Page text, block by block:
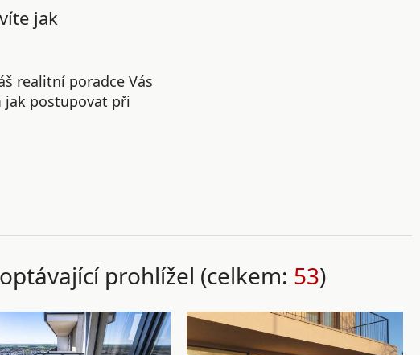
jak
realitní poradce Vás
jak postupovat při
prohlížel (celkem: 53)